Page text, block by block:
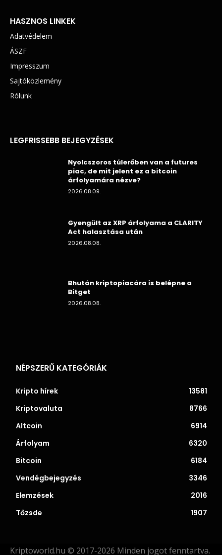
HASZNOS LINKEK
Adatvédelem
ÁSZF
Impresszum
Sajtóközlemény
Rólunk
LEGFRISSEBB BEJEGYZÉSEK
Nyolcszoros túlerőben van a futures
piac, de mit jelent ez a bitcoin
árfolyamára nézve?
2026.08.09.
Gyengült az XRP árfolyama a CLARITY
Act halasztása után
2026.08.08.
Bhután kriptopiacára is belépne a
Bitget
2026.08.08.
NÉPSZERŰ KATEGÓRIÁK
Kripto hírek
13581
Kriptovaluta
8766
Altcoin
6914
Árfolyam
6320
Bitcoin
6184
Vendégbejegyzés
3346
Elemzések
2016
Tőzsde
1907
Kriptoworld.hu © 2017-2026 Minden jogot fenntartva.